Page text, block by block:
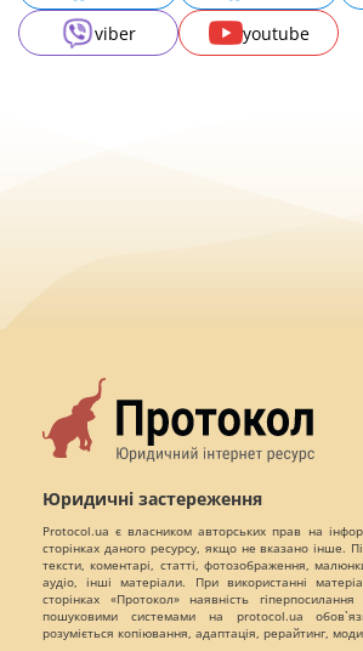
viber
youtube
Юридичні застереження
Protocol.ua є власником авторських прав на
сторінках даного ресурсу, якщо не вказано інше.
тексти, коментарі, статті, фотозображення,
аудіо, інші матеріали. При використанні
сторінках «Протокол» наявність гіперпосилання
пошуковими системами на protocol.ua
розуміється копіювання, адаптація, рерайтинг,